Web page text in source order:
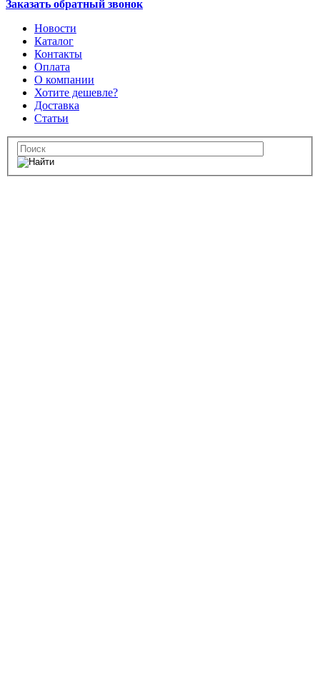
Заказать обратный звонок
Новости
Каталог
Контакты
Оплата
О компании
Хотите дешевле?
Доставка
Статьи